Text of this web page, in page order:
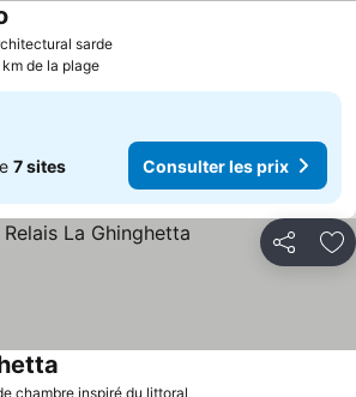
sardeConsulter les prix
de la plage
7 sites Consulter les prix
Partager
chambre inspiré du littoral